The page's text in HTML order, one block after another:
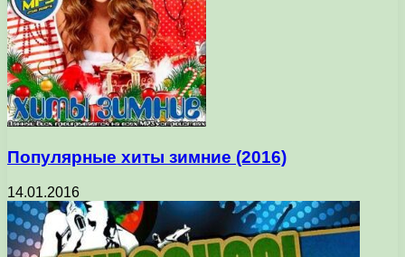
Популярные хиты зимние (2016)
14.01.2016